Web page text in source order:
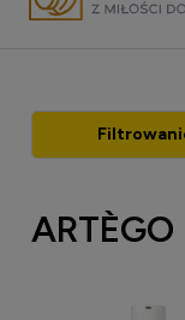
ARTÈGO